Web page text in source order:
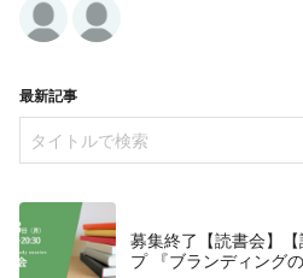
最新記事
募集終了【読書会】
プ 『ブランディング